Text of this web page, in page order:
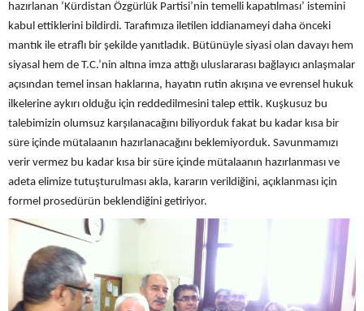
hazırlanan ‘Kürdistan Özgürlük Partisi’nin temelli kapatılması’ istemini
kabul ettiklerini bildirdi. Tarafımıza iletilen iddianameyi daha önceki
mantık ile etraflı bir şekilde yanıtladık. Bütünüyle siyasi olan davayı hem
siyasal hem de T.C.’nin altına imza attığı uluslararası bağlayıcı anlaşmalar
açısından temel insan haklarına, hayatın rutin akışına ve evrensel hukuk
ilkelerine aykırı olduğu için reddedilmesini talep ettik. Kuşkusuz bu
talebimizin olumsuz karşılanacağını biliyorduk fakat bu kadar kısa bir
süre içinde mütalaanın hazırlanacağını beklemiyorduk. Savunmamızı
verir vermez bu kadar kısa bir süre içinde mütalaanın hazırlanması ve
adeta elimize tutuşturulması akla, kararın verildiğini, açıklanması için
formel prosedürün beklendiğini getiriyor.